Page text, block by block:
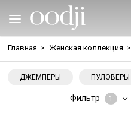
Главная > Женская коллекция >
ДЖЕМПЕРЫ ПУЛОВЕРЫ
Фильтр 1